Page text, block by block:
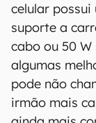
celular
suporte a
cabo ou 50
algumas
pode não
irmão mais